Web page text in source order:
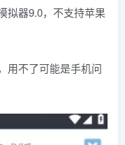
拟器9.0，不支持苹果
用不了可能是手机问